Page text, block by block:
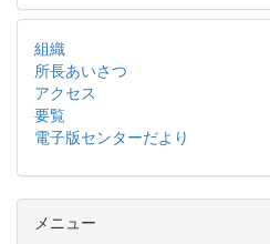
組織
所長あいさつ
アクセス
要覧
電子版センターだより
メニュー